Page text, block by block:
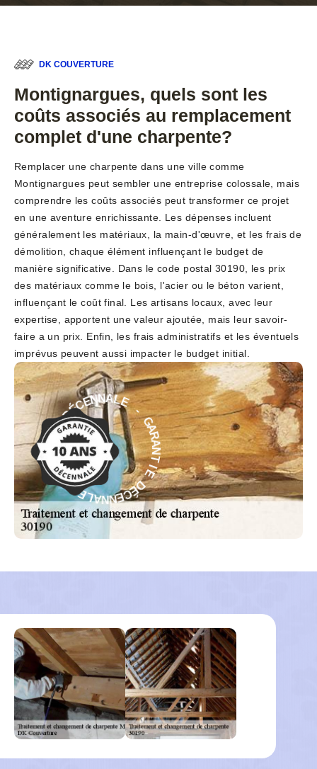
DK COUVERTURE
Montignargues, quels sont les
coûts associés au remplacement
complet d'une charpente?
Remplacer une charpente dans une ville comme
Montignargues peut sembler une entreprise colossale, mais
comprendre les coûts associés peut transformer ce projet
en une aventure enrichissante. Les dépenses incluent
généralement les matériaux, la main-d'œuvre, et les frais de
démolition, chaque élément influençant le budget de
manière significative. Dans le code postal 30190, les prix
des matériaux comme le bois, l'acier ou le béton varient,
influençant le coût final. Les artisans locaux, avec leur
expertise, apportent une valeur ajoutée, mais leur savoir-
faire a un prix. Enfin, les frais administratifs et les éventuels
imprévus peuvent aussi impacter le budget initial.
G
A
R
A
N
T
I
E
D
É
C
E
NNALE - GAR
A
N
T
I
E
D
É
C
E
N
N
A
L
E
-